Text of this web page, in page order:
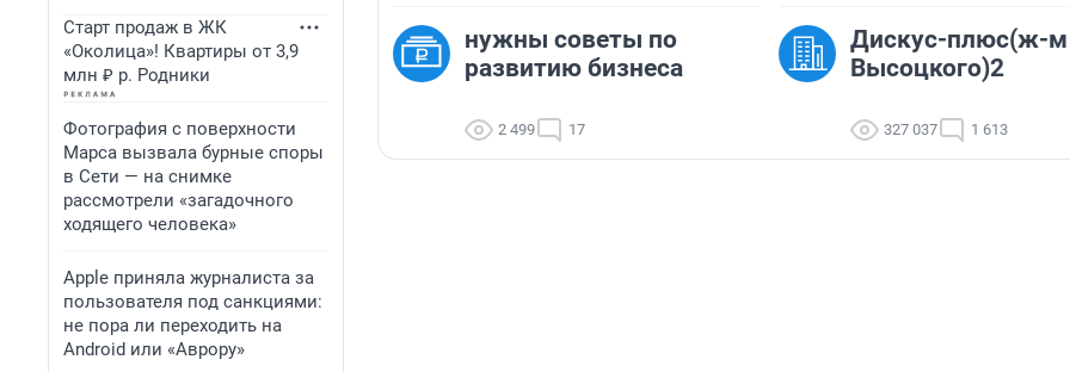
Старт продаж в ЖК
«Околица»! Квартиры от 3,9
млн ₽ р. Родники
Фотография с поверхности
Марса вызвала бурные споры
в Сети — на снимке
рассмотрели «загадочного
ходящего человека»
Apple приняла журналиста за
пользователя под санкциями:
не пора ли переходить на
Android или «Аврору»
нужны советы по
развитию бизнеса
2 499 17
Дискус-плюс(ж-м
Высоцкого)2
327 037 1 613